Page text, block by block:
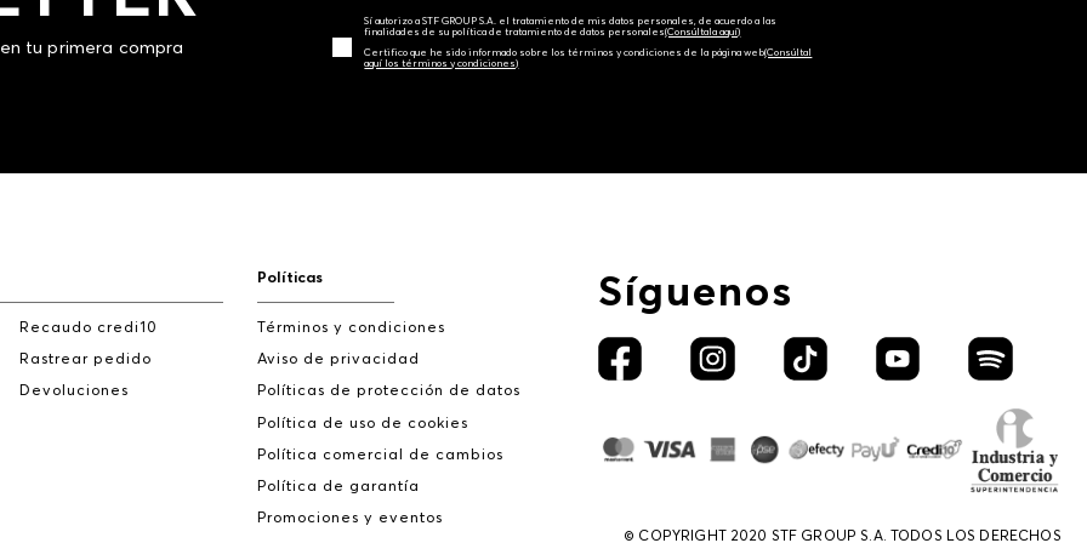
tu primera compra
Sí autorizo a STF GROUP S.A. el tratamiento de mis datos personales, de acuerdo a las
finalidades de su política de tratamiento de datos personales‎(Consúltala aquí)
Certifico que he sido informado sobre los términos y condiciones de la página web‎(Consúltal
aquí los términos y condiciones)
Síguenos
© COPYRIGHT 2020 STF GROUP S.A. TODOS LOS DERECHOS
Recaudo credi10
Rastrear pedido
Devoluciones
Políticas
Términos y condiciones
Aviso de privacidad
Políticas de protección de datos
Política de uso de cookies
Política comercial de cambios
Política de garantía
Promociones y eventos